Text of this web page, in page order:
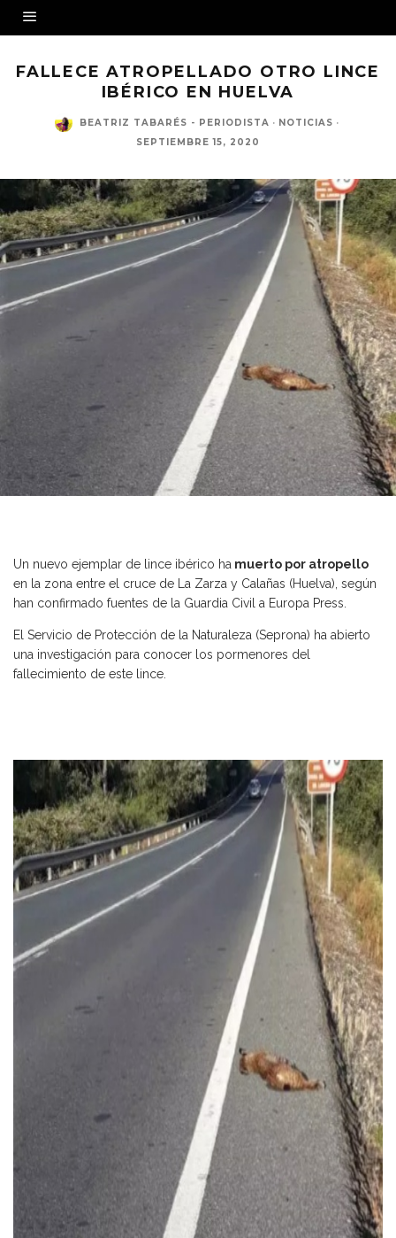
FALLECE ATROPELLADO OTRO LINCE
IBÉRICO EN HUELVA
BEATRIZ TABARÉS - PERIODISTA · NOTICIAS ·
SEPTIEMBRE 15, 2020
Un nuevo ejemplar de lince ibérico ha muerto por atropello
en la zona entre el cruce de La Zarza y Calañas (Huelva), según
han confirmado fuentes de la Guardia Civil a Europa Press.
El Servicio de Protección de la Naturaleza (Seprona) ha abierto
una investigación para conocer los pormenores del
fallecimiento de este lince.